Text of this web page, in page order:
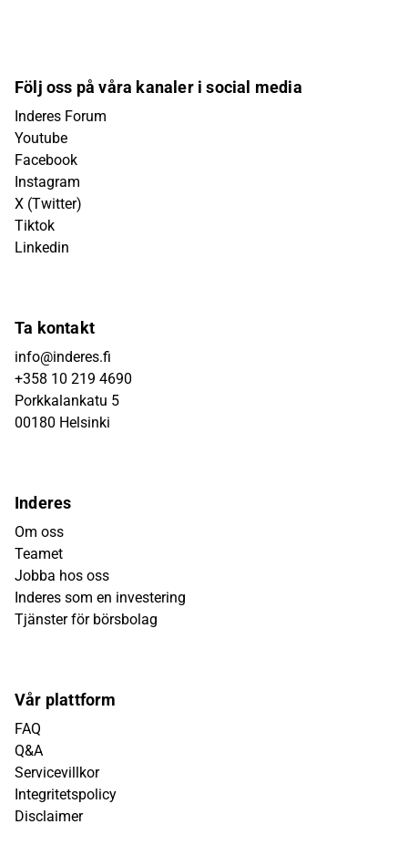
Följ oss på våra kanaler i social media
Inderes Forum
Youtube
Facebook
Instagram
X (Twitter)
Tiktok
Linkedin
Ta kontakt
info@inderes.fi
+358 10 219 4690
Porkkalankatu 5
00180 Helsinki
Inderes
Om oss
Teamet
Jobba hos oss
Inderes som en investering
Tjänster för börsbolag
Vår plattform
FAQ
Q&A
Servicevillkor
Integritetspolicy
Disclaimer